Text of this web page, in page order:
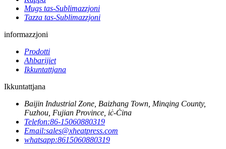
Mugs tas-Sublimazzjoni
Tazza tas-Sublimazzjoni
informazzjoni
Prodotti
Aħbarijiet
Ikkuntattjana
Ikkuntattjana
Baijin Industrial Zone, Baizhang Town, Minqing County,
Fuzhou, Fujian Province, iċ-Ċina
Telefon:86-15060880319
Email:sales@xheatpress.com
whatsapp:8615060880319